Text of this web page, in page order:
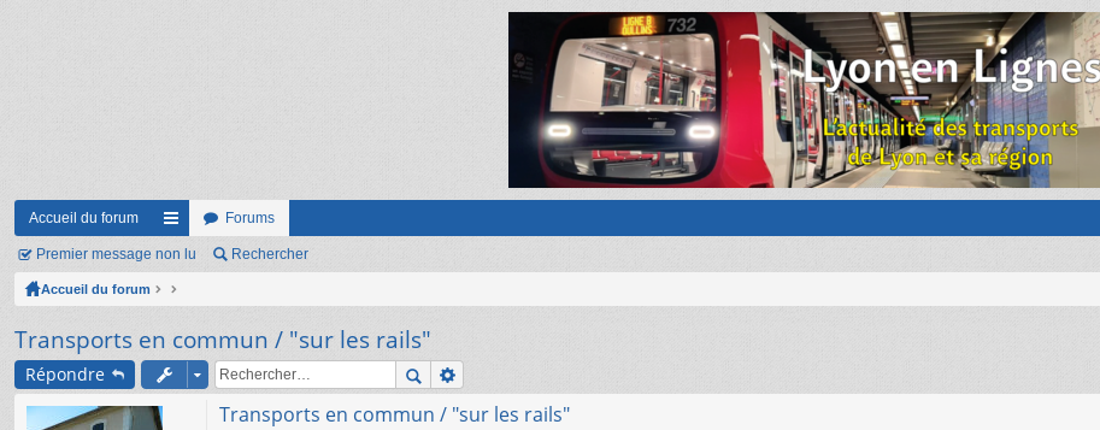
Accueil du forum
ac
co
ci
s
Forums
Premier message non lu Rechercher
Accueil du forum
Transports en commun / "sur les rails"
Répondre
Transports en commun / "sur les rails"